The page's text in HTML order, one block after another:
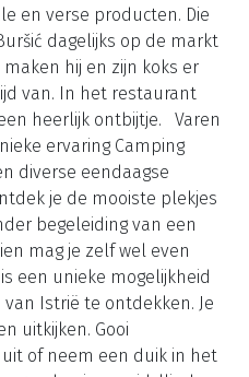
en verse producten. Die
dagelijks op de markt
hij en zijn koks er
van. In het restaurant
heerlijk ontbijtje. Varen
ervaring Camping
diverse eendaagse
je de mooiste plekjes
begeleiding van een
mag je zelf wel even
een unieke mogelijkheid
Istrië te ontdekken. Je
uitkijken. Gooi
of neem een duik in het